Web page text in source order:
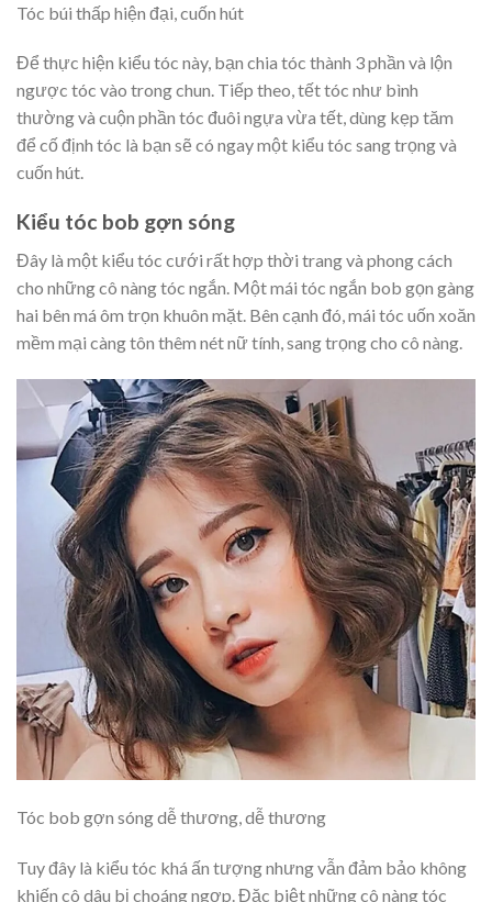
Tóc búi thấp hiện đại, cuốn hút
Để thực hiện kiểu tóc này, bạn chia tóc thành 3 phần và lộn
ngược tóc vào trong chun. Tiếp theo, tết tóc như bình
thường và cuộn phần tóc đuôi ngựa vừa tết, dùng kẹp tăm
để cố định tóc là bạn sẽ có ngay một kiểu tóc sang trọng và
cuốn hút.
Kiểu tóc bob gợn sóng
Đây là một kiểu tóc cưới rất hợp thời trang và phong cách
cho những cô nàng tóc ngắn. Một mái tóc ngắn bob gọn gàng
hai bên má ôm trọn khuôn mặt. Bên cạnh đó, mái tóc uốn xoăn
mềm mại càng tôn thêm nét nữ tính, sang trọng cho cô nàng.
Tóc bob gợn sóng dễ thương, dễ thương
Tuy đây là kiểu tóc khá ấn tượng nhưng vẫn đảm bảo không
khiến cô dâu bị choáng ngợp. Đặc biệt những cô nàng tóc